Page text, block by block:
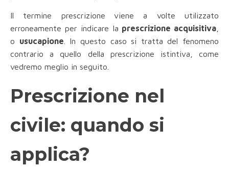
Il termine prescrizione
viene a volte utilizzato
erroneamente per indicare la prescrizione acquisitiva
o usucapione . In questo caso si tratta del fenomeno
contrario a quello della prescrizione istintiva, come
vedremo meglio in seguito.
Prescrizione nel
civile: quando si
applica?